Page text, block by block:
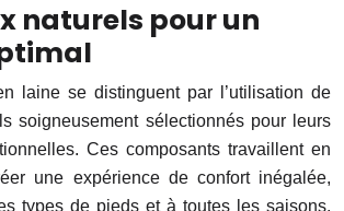
naturels pour un
laine se distinguent par l’utilisation de
soigneusement sélectionnés pour leurs
Ces composants travaillent en
une expérience de confort inégalée,
types de pieds et à toutes les saisons.